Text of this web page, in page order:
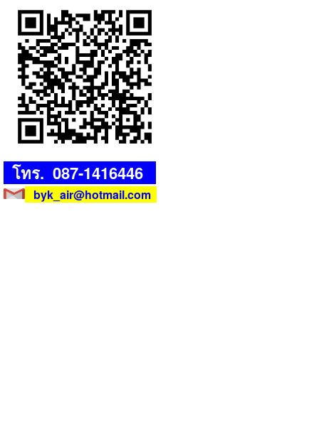
โทร. 087-1416446
byk_air@hotmail.com